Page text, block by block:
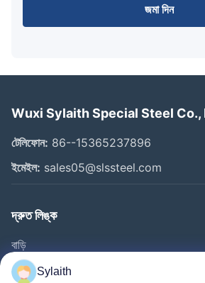
জমা দিন
Wuxi Sylaith Special Steel Co.,
টেলিফোন: 86--15365237896
ইমেইল: sales05@slssteel.com
দ্রুত লিঙ্ক
বাড়ি
পণ্য
Sylaith